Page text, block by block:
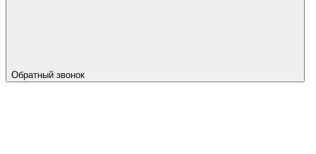
Обратный звонок